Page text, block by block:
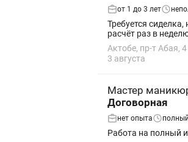
от 1 до 3 лет
Требуется
расчёт раз в
Актобе, пр-т Абая, 4
3 августа
Мастер
Договорная
нет опыта
Работа на полный